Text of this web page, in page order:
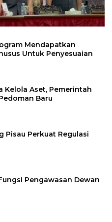
Mendapatkan
Untuk Penyesuaian
Kelola Aset, Pemerintah
Baru
Pisau Perkuat Regulasi
Pengawasan Dewan